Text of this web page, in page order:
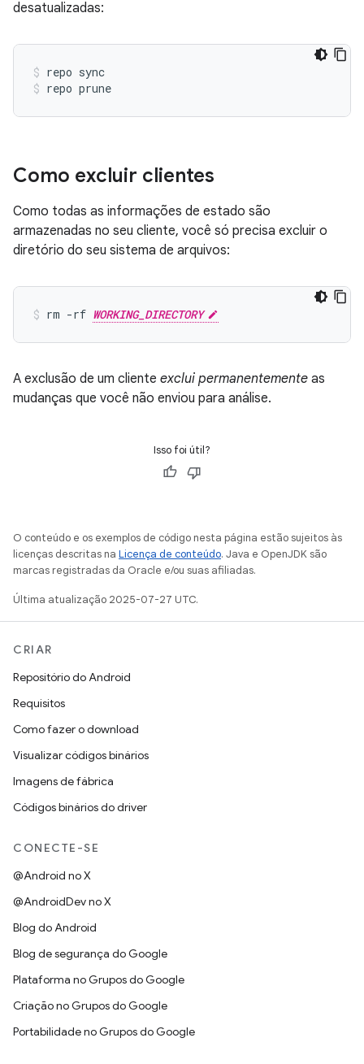
desatualizadas:
repo sync
repo prune
Como excluir clientes
Como todas as informações de estado são
armazenadas no seu cliente, você só precisa excluir o
diretório do seu sistema de arquivos:
rm -rf WORKING_DIRECTORY
A exclusão de um cliente exclui permanentemente as
mudanças que você não enviou para análise.
Isso foi útil?
O conteúdo e os exemplos de código nesta página estão sujeitos às
licenças descritas na Licença de conteúdo. Java e OpenJDK são
marcas registradas da Oracle e/ou suas afiliadas.
Última atualização 2025-07-27 UTC.
CRIAR
Repositório do Android
Requisitos
Como fazer o download
Visualizar códigos binários
Imagens de fábrica
Códigos binários do driver
CONECTE-SE
@Android no X
@AndroidDev no X
Blog do Android
Blog de segurança do Google
Plataforma no Grupos do Google
Criação no Grupos do Google
Portabilidade no Grupos do Google